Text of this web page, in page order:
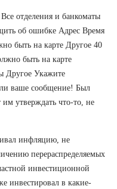
отделения и банкоматы
об ошибке Адрес Время
быть на карте Другое 40
быть на карте
Другое Укажите
ваше сообщение! Был
им утверждать что-то, не
инфляцию, не
перераспределяемых
инвестиционной
инвестировал в какие-